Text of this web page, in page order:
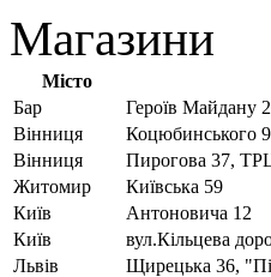
Магазини
Місто
Бар
Героїв Майдану
Вінниця
Коцюбинського
Вінниця
Пирогова 37,
Житомир
Київська 59
Київ
Антоновича 12
Київ
вул.Кільцева
Львів
Щирецька 36,